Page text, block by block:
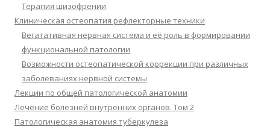
Терапия шизофрении
Клиническая остеопатия рефлекторные техники
Вегатативная нервная система и её роль в формировании
функциональной патологии
Возможности остеопатической коррекции при различных
заболеваниях нервной системы
Лекции по общей патологической анатомии
Лечение болезней внутренних органов. Том 2
Патологическая анатомия туберкулеза